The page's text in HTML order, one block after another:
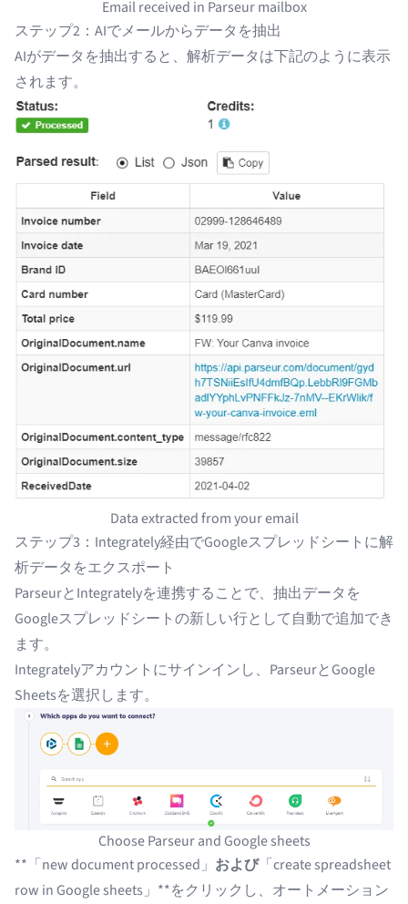
Email received in Parseur mailbox
ステップ2：AIでメールからデータを抽出
AIがデータを抽出すると、解析データは下記のように表示
されます。
Data extracted from your email
ステップ3：Integrately経由でGoogleスプレッドシートに解
析データをエクスポート
ParseurとIntegratelyを連携することで、抽出データを
Googleスプレッドシートの新しい行として自動で追加でき
ます。
Integratelyアカウントにサインインし、ParseurとGoogle
Sheetsを選択します。
Choose Parseur and Google sheets
**「new document processed」 および「create spreadsheet
row in Google sheets」**をクリックし、オートメーション